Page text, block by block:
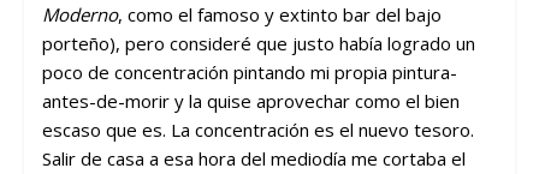
Moderno, como el famoso y extinto bar del bajo
porteño), pero consideré que justo había logrado un
poco de concentración pintando mi propia pintura-
antes-de-morir y la quise aprovechar como el bien
escaso que es. La concentración es el nuevo tesoro.
Salir de casa a esa hora del mediodía me cortaba el